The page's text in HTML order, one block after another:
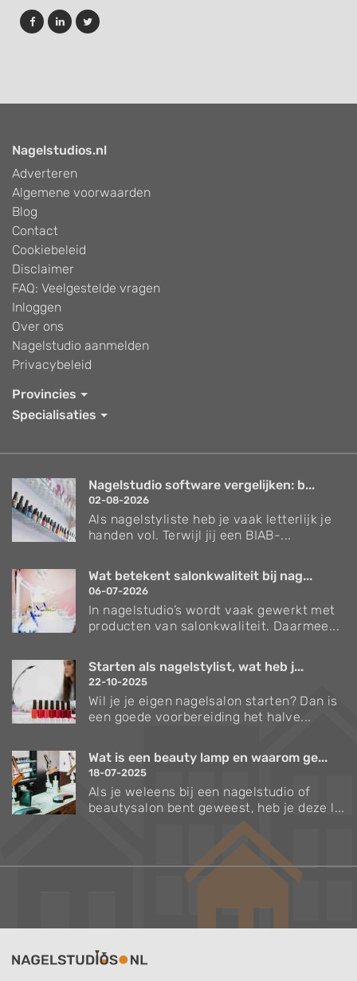
Nagelstudios.nl
Adverteren
Algemene voorwaarden
Blog
Contact
Cookiebeleid
Disclaimer
FAQ: Veelgestelde vragen
Inloggen
Over ons
Nagelstudio aanmelden
Privacybeleid
Provincies
Specialisaties
Nagelstudio software vergelijken: b...
02-08-2026
Als nagelstyliste heb je vaak letterlijk je
handen vol. Terwijl jij een BIAB-...
Wat betekent salonkwaliteit bij nag...
06-07-2026
In nagelstudio’s wordt vaak gewerkt met
producten van salonkwaliteit. Daarmee...
Starten als nagelstylist, wat heb j...
22-10-2025
Wil je je eigen nagelsalon starten? Dan is
een goede voorbereiding het halve...
Wat is een beauty lamp en waarom ge...
18-07-2025
Als je weleens bij een nagelstudio of
beautysalon bent geweest, heb je deze l...